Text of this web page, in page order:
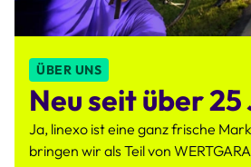
ÜBER UNS
Neu seit über
Ja, linexo ist eine ganz frische
bringen wir als Teil von